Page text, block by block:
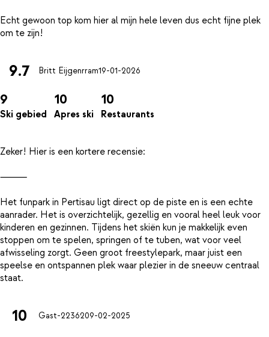
Echt gewoon top kom hier al mijn hele leven dus echt fijne plek
9.7 Britt Eijgenrram19-01-2026
9
Ski gebied
10
Apres ski
10
Restaurants
Zeker! Hier is een kortere recensie:
⸻
Het funpark in Pertisau ligt direct op de piste en is een echte
aanrader. Het is overzichtelijk, gezellig en vooral heel leuk voor
kinderen en gezinnen. Tijdens het skiën kun je makkelijk even
stoppen om te spelen, springen of te tuben, wat voor veel
afwisseling zorgt. Geen groot freestylepark, maar juist een
speelse en ontspannen plek waar plezier in de sneeuw centraal
10 Gast-2236209-02-2025